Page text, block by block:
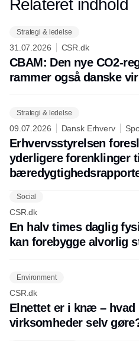
Relateret indhold
Strategi & ledelse
31.07.2026 CSR.dk
CBAM: Den nye CO2-
rammer også danske
Strategi & ledelse
09.07.2026 Dansk Erhverv
Erhvervsstyrelsen
yderligere forenklinger
Social
CSR.dk
En halv times daglig
kan forebygge alvorlig
Environment
CSR.dk
Elnettet er i knæ – hvad
virksomheder selv